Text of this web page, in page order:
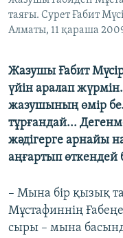
таяғы. Сурет Ғабит
Алматы, 11 қараша
Жазушы Ғабит
үйін аралап
жазушының өмір
тұрғандай...
жәдігерге арнайы
аңғартып өткендей
– Мына бір қызық
Мұстафиннің
сыры – мына